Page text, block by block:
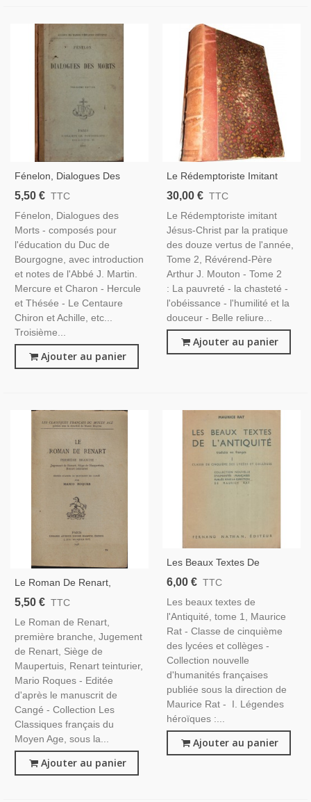
Fénelon, Dialogues Des
Morts, 1899 - Classiques
Théologie, Théâtre XVIIe S.,
Philosophie
5,50 € TTC
Fénelon, Dialogues des
Morts - composés pour
l'éducation du Duc de
Bourgogne, avec introduction
et notes de l'Abbé J. Martin.
Mercure et Charon - Hercule
et Thésée - Le Centaure
Chiron et Achille, etc...
Troisième...
Ajouter au panier
Le Rédemptoriste Imitant
Jésus-Christ Par La Pratique
L'année, T.2, Arthur J.
Mouton, 1909 - Religion,
30,00 € TTC
Le Rédemptoriste imitant
Jésus-Christ par la pratique
des douze vertus de l'année,
Tome 2, Révérend-Père
Arthur J. Mouton - Tome 2
: La pauvreté - la chasteté -
l'obéissance - l'humilité et la
douceur - Belle reliure...
Ajouter au panier
Le Roman De Renart,
Première Banche, Mario
Classiques Français, Contes,
Littérature Moyen Age,
5,50 € TTC
Le Roman de Renart,
première branche, Jugement
de Renart, Siège de
Maupertuis, Renart teinturier,
Mario Roques - Editée
d'après le manuscrit de
Cangé - Collection Les
Classiques français du
Moyen Age, sous la...
Ajouter au panier
Les Beaux Textes De
L'Antiquité, Classe De 5e,
Français
6,00 € TTC
Les beaux textes de
l'Antiquité, tome 1, Maurice
Rat - Classe de cinquième
des lycées et collèges -
Collection nouvelle
d'humanités françaises
publiée sous la direction de
Maurice Rat - I. Légendes
héroïques :...
Ajouter au panier